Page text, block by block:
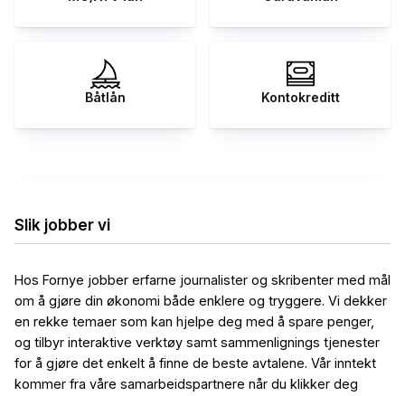
Båtlån Kontokreditt
Slik jobber vi
Hos Fornye jobber erfarne journalister og skribenter med mål
om å gjøre din økonomi både enklere og tryggere. Vi dekker
en rekke temaer som kan hjelpe deg med å spare penger,
og tilbyr interaktive verktøy samt sammenlignings tjenester
for å gjøre det enkelt å finne de beste avtalene. Vår inntekt
kommer fra våre samarbeidspartnere når du klikker deg